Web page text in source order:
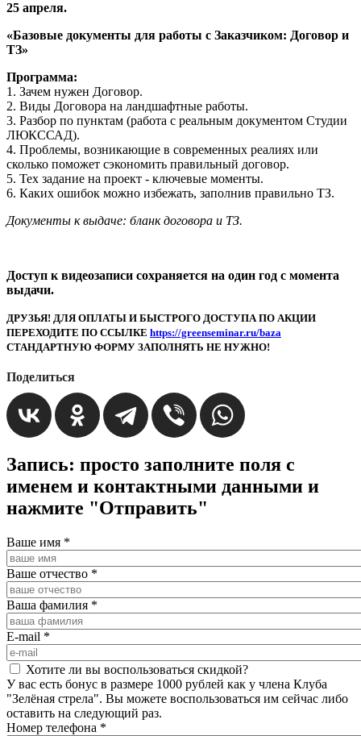
25 апреля.
«Базовые документы для работы с Заказчиком: Договор и
ТЗ»
Программа:
1. Зачем нужен Договор.
2. Виды Договора на ландшафтные работы.
3. Разбор по пунктам (работа с реальным документом Студии
ЛЮКССАД).
4. Проблемы, возникающие в современных реалиях или
сколько поможет сэкономить правильный договор.
5. Тех задание на проект - ключевые моменты.
6. Каких ошибок можно избежать, заполнив правильно ТЗ.
Документы к выдаче: бланк договора и ТЗ.
Доступ к видеозаписи сохраняется на один год с момента
выдачи.
ДРУЗЬЯ! ДЛЯ ОПЛАТЫ И БЫСТРОГО ДОСTУПА ПО АКЦИИ
ПЕРЕХОДИТЕ ПО ССЫЛКЕ https://greenseminar.ru/baza
СТАНДАРТНУЮ ФОРМУ ЗАПОЛНЯТЬ НЕ НУЖНО!
Поделиться
Запись: просто заполните поля с
именем и контактными данными и
нажмите "Отправить"
Ваше имя *
Ваше отчество *
Ваша фамилия *
E-mail *
Хотите ли вы воспользоваться скидкой?
У вас есть бонус в размере 1000 рублей как у члена Клуба
"Зелёная стрела". Вы можете воспользоваться им сейчас либо
оставить на следующий раз.
Номер телефона *